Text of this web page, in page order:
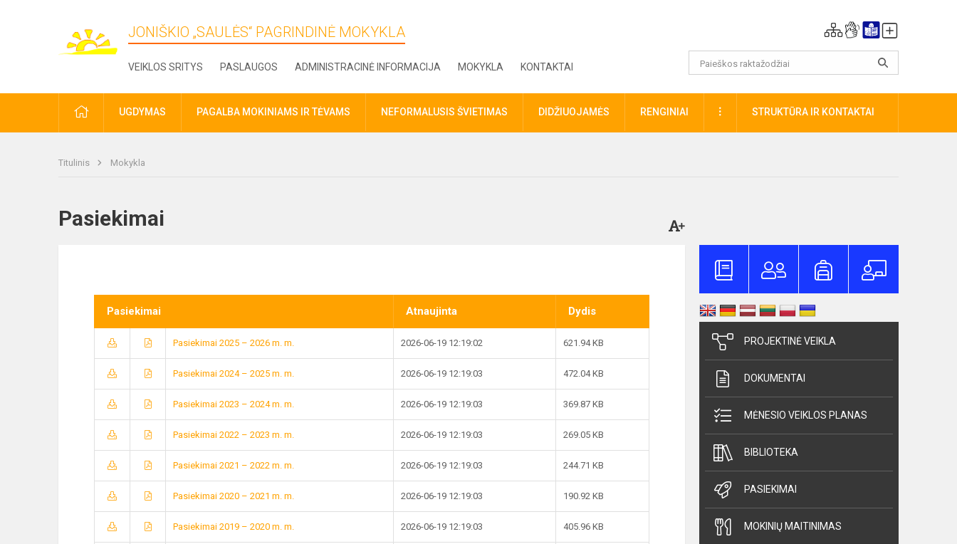
JONIŠKIO „SAULĖS“ PAGRINDINĖ MOKYKLA
VEIKLOS SRITYS PASLAUGOS ADMINISTRACINĖ INFORMACIJA MOKYKLA KONTAKTAI
PRADŽIAUGDYMAS PAGALBA MOKINIAMS IR TĖVAMS NEFORMALUSIS ŠVIETIMAS DIDŽIUOJAMĖS RENGINIAI DAUGIAUSTRUKTŪRA IR KONTAKTAI
Titulinis Mokykla
Pasiekimai
Pasiekimai Atnaujinta Dydis
Pasiekimai 2025 – 2026 m. m. 2026-06-19 12:19:02 621.94 KB
Pasiekimai 2024 – 2025 m. m. 2026-06-19 12:19:03 472.04 KB
Pasiekimai 2023 – 2024 m. m. 2026-06-19 12:19:03 369.87 KB
Pasiekimai 2022 – 2023 m. m. 2026-06-19 12:19:03 269.05 KB
Pasiekimai 2021 – 2022 m. m. 2026-06-19 12:19:03 244.71 KB
Pasiekimai 2020 – 2021 m. m. 2026-06-19 12:19:03 190.92 KB
Pasiekimai 2019 – 2020 m. m. 2026-06-19 12:19:03 405.96 KB
PROJEKTINĖ VEIKLA
DOKUMENTAI
MĖNESIO VEIKLOS PLANAS
BIBLIOTEKA
PASIEKIMAI
MOKINIŲ MAITINIMAS